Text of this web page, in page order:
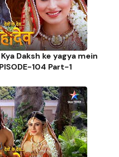
Daksh ke yagya mein
104 Part-1